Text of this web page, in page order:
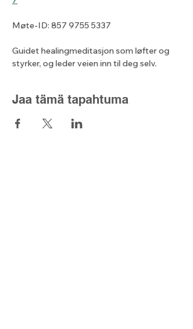
Møte-ID: 857 9755 5337
Guidet healingmeditasjon som løfter og
styrker, og leder veien inn til deg selv.
Jaa tämä tapahtuma